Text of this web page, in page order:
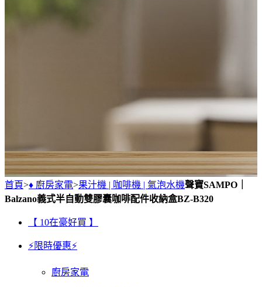
首頁>♦ 廚房家電>果汁機 | 咖啡機 | 氣泡水機聲寶SAMPO｜
Balzano義式半自動雙膠囊咖啡配件收納盒BZ-B320
【 10在豪好買 】
⚡限時優惠⚡
廚房家電